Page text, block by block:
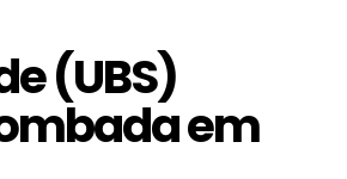
(UBS)
em